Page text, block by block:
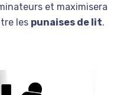
et maximisera
les punaises de lit.